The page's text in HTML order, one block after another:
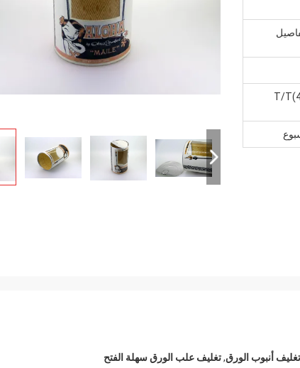
T/
تغليف أنبوب الورق,تغليف علب الورق سهلة الفتح